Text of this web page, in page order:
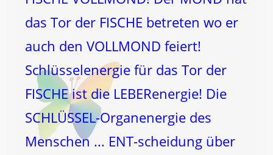
das Tor der FISCHE betreten wo er
auch den VOLLMOND feiert!
Schlüsselenergie für das Tor der
FISCHE ist die LEBERenergie! Die
SCHLÜSSEL-Organenergie des
Menschen ... ENT-scheidung über